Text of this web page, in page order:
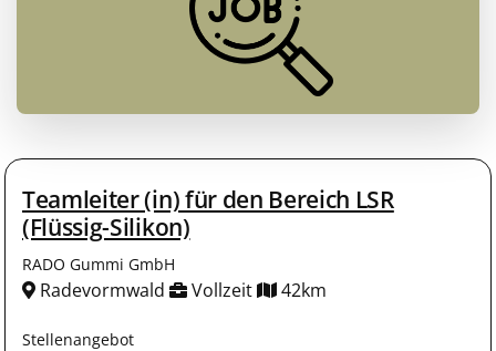
Teamleiter (in) für den Bereich LSR
(Flüssig-Silikon)
RADO Gummi GmbH
Radevormwald Vollzeit 42km
Stellenangebot